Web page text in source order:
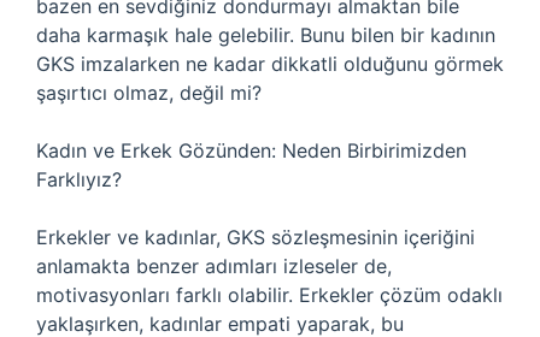
bazen en sevdiğiniz dondurmayı almaktan bile
daha karmaşık hale gelebilir. Bunu bilen bir kadının
GKS imzalarken ne kadar dikkatli olduğunu görmek
şaşırtıcı olmaz, değil mi?
Kadın ve Erkek Gözünden: Neden Birbirimizden
Farklıyız?
Erkekler ve kadınlar, GKS sözleşmesinin içeriğini
anlamakta benzer adımları izleseler de,
motivasyonları farklı olabilir. Erkekler çözüm odaklı
yaklaşırken, kadınlar empati yaparak, bu